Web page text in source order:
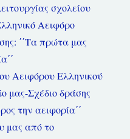
σχολείου
Αειφόρο
΄΄Τα πρώτα μας
Αειφόρου Ελληνικού
μας-Σχέδιο δράσης
την αειφορία΄΄
μας από το